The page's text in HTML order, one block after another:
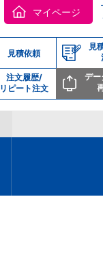
マイページ
見積依頼
見
注文履歴/
リピート注文
デー